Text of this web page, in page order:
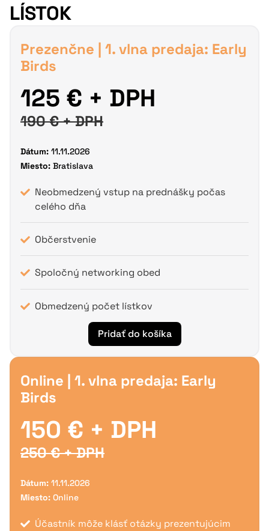
LÍSTOK
Prezenčne | 1. vlna predaja: Early
Birds
125 € + DPH
190 € + DPH
Dátum: 11.11.2026
Miesto: Bratislava
Neobmedzený vstup na prednášky počas
celého dňa
Občerstvenie
Spoločný networking obed
Obmedzený počet lístkov
Pridať do košíka
Online | 1. vlna predaja: Early
Birds
150 € + DPH
250 € + DPH
Dátum: 11.11.2026
Miesto: Online
Účastník môže klásť otázky prezentujúcim